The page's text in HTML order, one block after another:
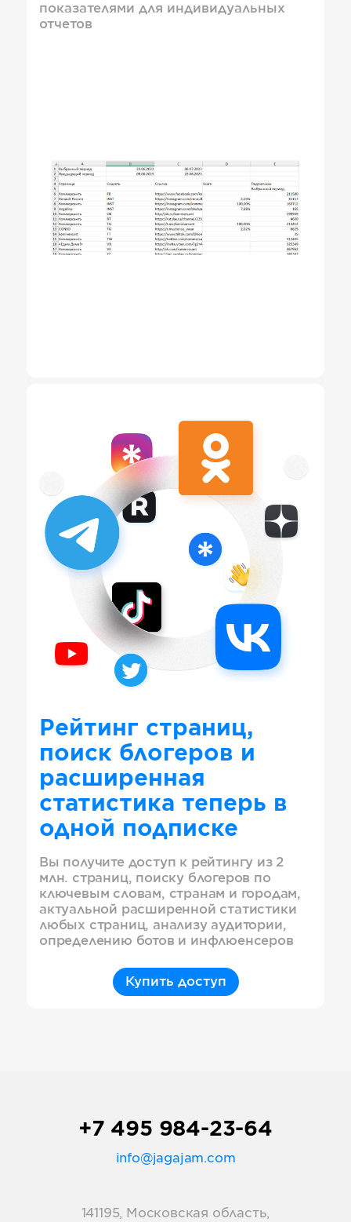
показателями для индивидуальных
отчетов
Рейтинг страниц,
поиск блогеров и
расширенная
статистика теперь в
одной подписке
Вы получите доступ к рейтингу из 2
млн. страниц, поиску блогеров по
ключевым словам, странам и городам,
актуальной расширенной статистики
любых страниц, анализу аудитории,
определению ботов и инфлюенсеров
Купить доступ
+7 495 984-23-64
info@jagajam.com
141195, Московская область,